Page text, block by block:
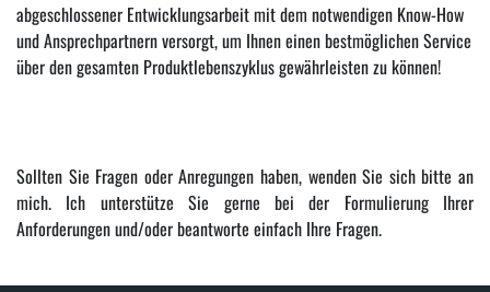
abgeschlossener Entwicklungsarbeit mit dem notwendigen Know-How
und Ansprechpartnern versorgt, um Ihnen einen bestmöglichen Service
über den gesamten Produktlebenszyklus gewährleisten zu können!
Sollten Sie Fragen oder Anregungen haben, wenden Sie sich bitte an
mich. Ich unterstütze Sie gerne bei der Formulierung Ihrer
Anforderungen und/oder beantworte einfach Ihre Fragen.